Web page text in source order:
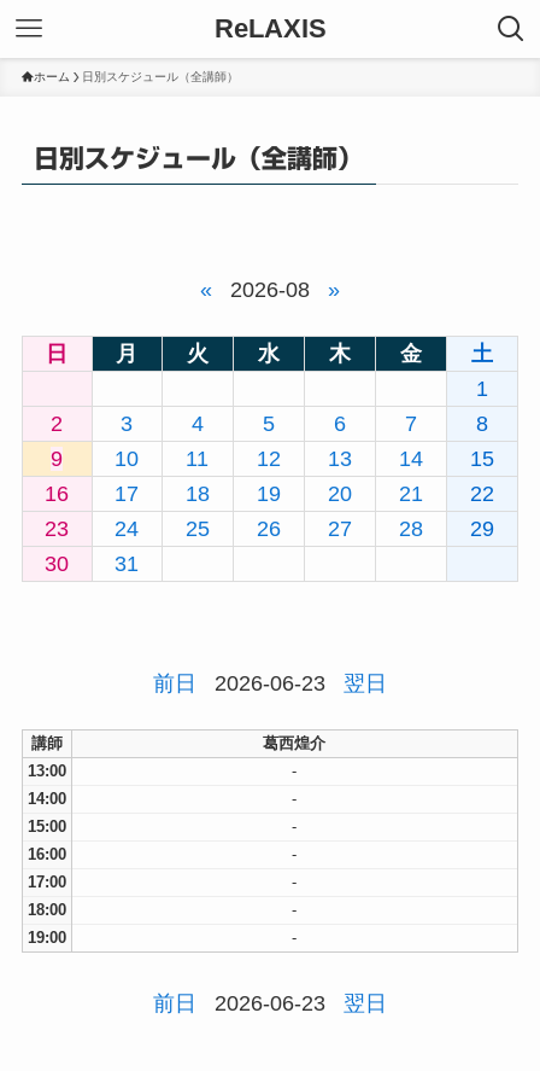
ReLAXIS
ホーム 日別スケジュール（全講師）
日別スケジュール（全講師）
« 2026-08 »
日 月 火 水 木 金
土
1
2
3 4 5 6 7
8
9
10 11 12 13 14
15
16
17 18 19 20 21
22
23
24 25 26 27 28
29
30
31
前日 2026-06-23 翌日
講師
葛西煌介
13:00
-
14:00
-
15:00
-
16:00
-
17:00
-
18:00
-
19:00
-
前日 2026-06-23 翌日